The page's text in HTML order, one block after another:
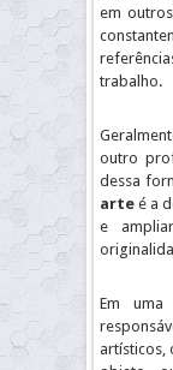
em
trabalho.
outro
dessa
arte é a
e
Em
artísticos,